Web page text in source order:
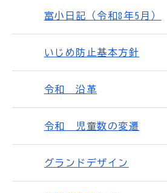
富小日記（令和8年5月）
いじめ防止基本方針
令和 沿革
令和 児童数の変遷
グランドデザイン